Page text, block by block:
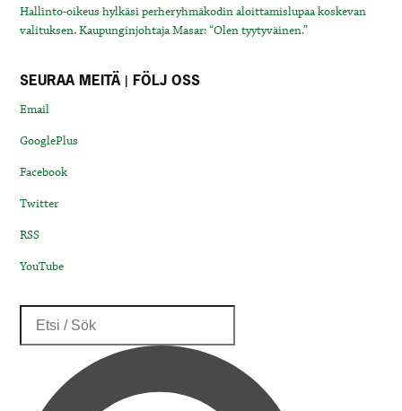
Hallinto-oikeus hylkäsi perheryhmäkodin aloittamislupaa koskevan
valituksen. Kaupunginjohtaja Masar: “Olen tyytyväinen.”
SEURAA MEITÄ | FÖLJ OSS
Email
GooglePlus
Facebook
Twitter
RSS
YouTube